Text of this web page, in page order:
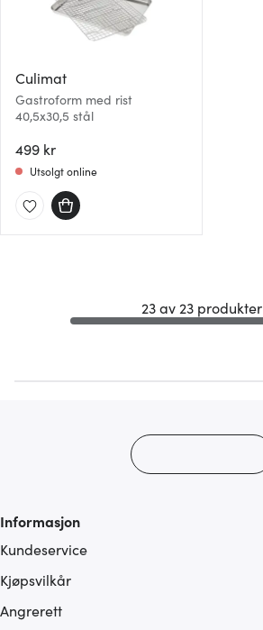
Culimat
Gastroform med rist
40,5x30,5 stål
499 kr
Utsolgt online
23 av 23 produkter
Informasjon
Kundeservice
Kjøpsvilkår
Angrerett